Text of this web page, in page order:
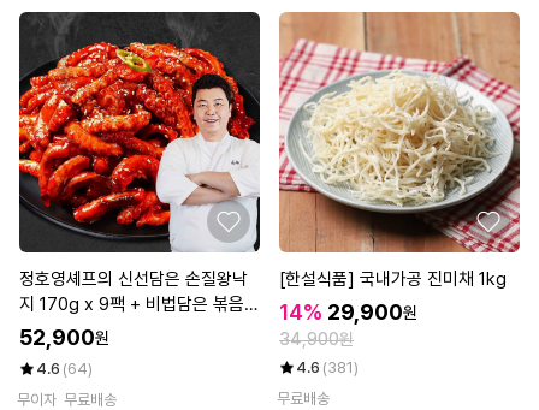
정호영셰프의 신선담은 손질왕낙
지 170g x 9팩 + 비법담은 볶음소
스 50g x 9팩
52,900원
4.6 (64)
무이자 무료배송
[한설식품] 국내가공 진미채 1kg
14% 29,900원
34,900원
4.6 (381)
무료배송